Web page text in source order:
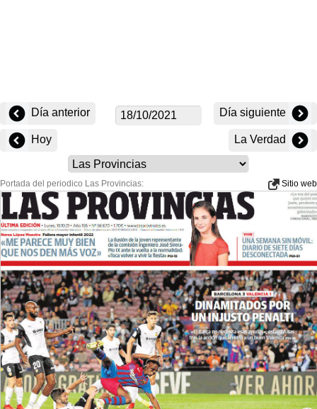
Día anterior Día siguiente
Hoy La Verdad
Portada del periodico Las Provincias: Sitio web